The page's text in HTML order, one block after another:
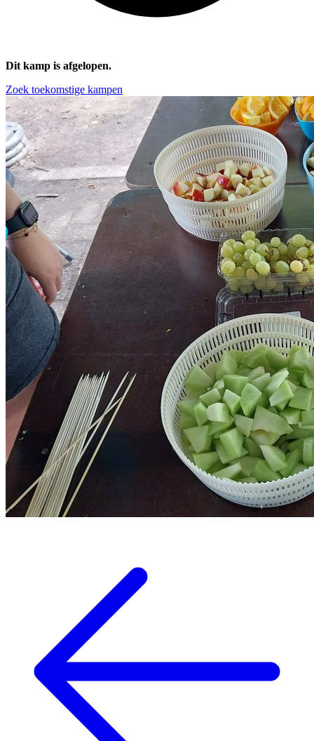
Dit kamp is afgelopen.
Zoek toekomstige kampen